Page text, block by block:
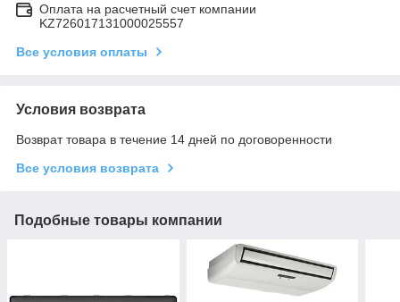
Оплата на расчетный счет компании
KZ726017131000025557
Все условия оплаты
Условия возврата
Возврат товара в течение 14 дней по договоренности
Все условия возврата
Подобные товары компании